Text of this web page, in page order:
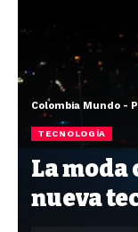
TECNOLOGÍA
La moda
nueva